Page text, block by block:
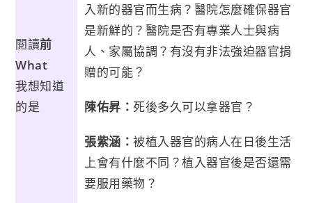
閱讀前
What
我想知道
的是
入新的器官而生病？醫院怎麼確保器官
是新鮮的？醫院是否有專業人士與病
人、家屬協調？有沒有非法強迫器官捐
贈的可能？
陳佑昇：死後多久可以拿器官？
張紫涵：被植入器官的病人在日後生活
上會有什麼不同？植入器官後是否還需
要服用藥物？